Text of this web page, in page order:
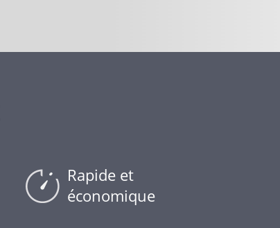
Rapide et
économique